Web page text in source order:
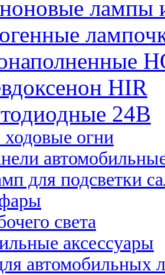
лампы
HIR
24B
огни
для подсветки
света
аксессуары
автомобильных